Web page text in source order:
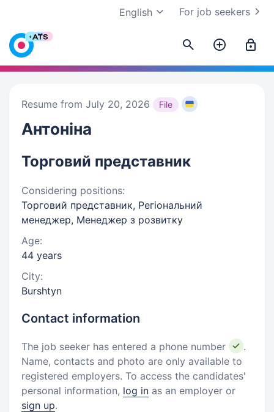
For job seekers
English
Resume from July 20, 2026 File
Антоніна
Торговий представник
Considering positions:
Торговий представник, Регіональний
менеджер, Менеджер з розвитку
Age:
44 years
City:
Burshtyn
Contact information
The job seeker has entered a phone number
.
Name, contacts and photo are only available to
registered employers. To access the candidates'
personal information, log in as an employer or
sign up.